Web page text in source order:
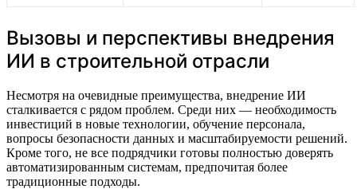
Вызовы и перспективы внедрения
ИИ в строительной отрасли
Несмотря на очевидные преимущества, внедрение ИИ
сталкивается с рядом проблем. Среди них — необходимость
инвестиций в новые технологии, обучение персонала,
вопросы безопасности данных и масштабируемости решений.
Кроме того, не все подрядчики готовы полностью доверять
автоматизированным системам, предпочитая более
традиционные подходы.